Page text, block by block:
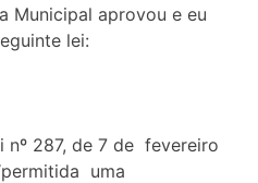
Municipal aprovou e eu
lei:
nº 287, de 7 de fevereiro
uma